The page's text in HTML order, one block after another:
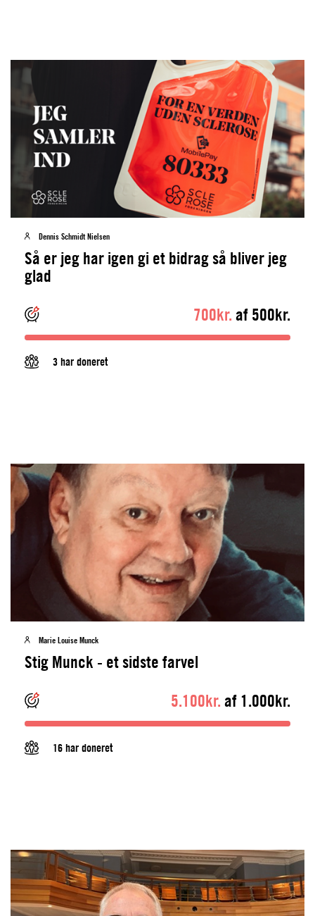
Dennis Schmidt Nielsen
Så er jeg har igen gi et bidrag så bliver jeg
glad
700kr. af 500kr.
3 har doneret
Marie Louise Munck
Stig Munck - et sidste farvel
5.100kr. af 1.000kr.
16 har doneret